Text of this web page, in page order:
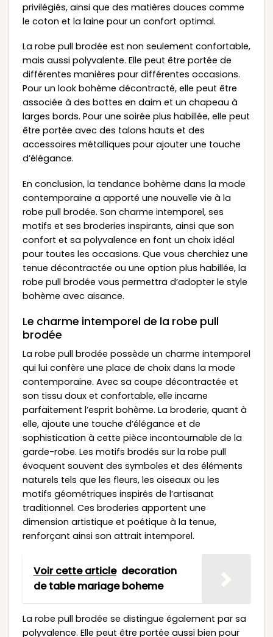
privilégiés, ainsi que des matières douces comme
le coton et la laine pour un confort optimal.
La robe pull brodée est non seulement confortable,
mais aussi polyvalente. Elle peut être portée de
différentes manières pour différentes occasions.
Pour un look bohème décontracté, elle peut être
associée à des bottes en daim et un chapeau à
larges bords. Pour une soirée plus habillée, elle peut
être portée avec des talons hauts et des
accessoires métalliques pour ajouter une touche
d’élégance.
En conclusion, la tendance bohème dans la mode
contemporaine a apporté une nouvelle vie à la
robe pull brodée. Son charme intemporel, ses
motifs et ses broderies inspirants, ainsi que son
confort et sa polyvalence en font un choix idéal
pour toutes les occasions. Que vous cherchiez une
tenue décontractée ou une option plus habillée, la
robe pull brodée vous permettra d’adopter le style
bohème avec aisance.
Le charme intemporel de la robe pull
brodée
La robe pull brodée possède un charme intemporel
qui lui confère une place de choix dans la mode
contemporaine. Avec sa coupe décontractée et
son tissu doux et confortable, elle incarne
parfaitement l’esprit bohème. La broderie, quant à
elle, ajoute une touche d’élégance et de
sophistication à cette pièce incontournable de la
garde-robe. Les motifs brodés sur la robe pull
évoquent souvent des symboles et des éléments
naturels tels que les fleurs, les oiseaux ou les
motifs géométriques inspirés de l’artisanat
traditionnel. Ces broderies apportent une
dimension artistique et poétique à la tenue,
renforçant ainsi son attrait intemporel.
Voir cette article decoration
de table mariage boheme
La robe pull brodée se distingue également par sa
polyvalence. Elle peut être portée aussi bien pour